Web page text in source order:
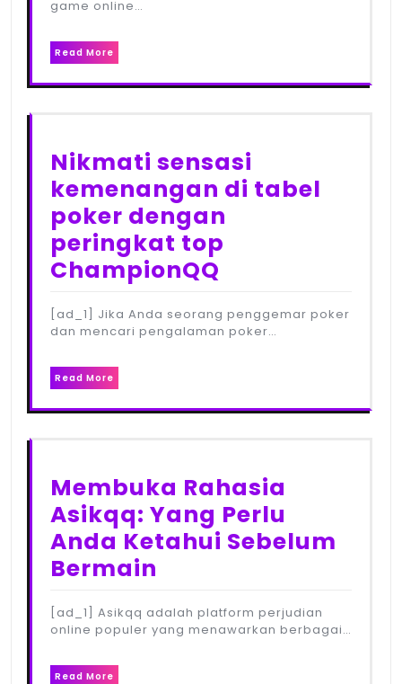
game online…
Read More
Nikmati sensasi
kemenangan di tabel
poker dengan
peringkat top
ChampionQQ
[ad_1] Jika Anda seorang penggemar poker
dan mencari pengalaman poker…
Read More
Membuka Rahasia
Asikqq: Yang Perlu
Anda Ketahui Sebelum
Bermain
[ad_1] Asikqq adalah platform perjudian
online populer yang menawarkan berbagai…
Read More